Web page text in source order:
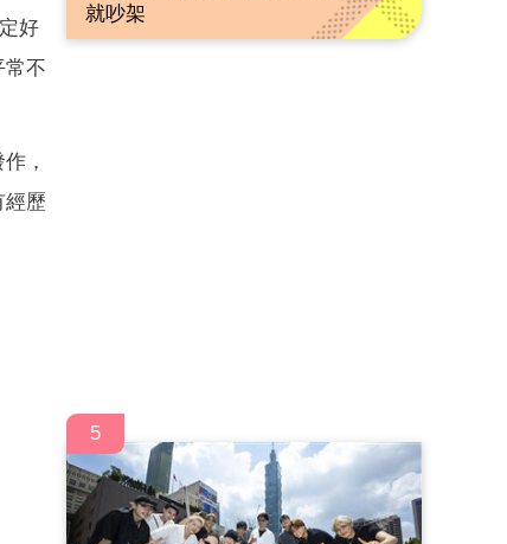
好
常不
，
經歷
就吵架
5